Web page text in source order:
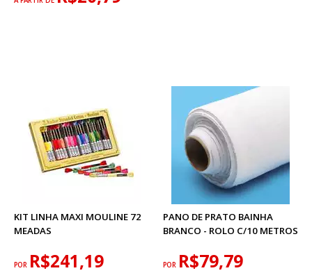
KIT LINHA MAXI MOULINE 72
MEADAS
POR R$241,19
PANO DE PRATO BAINHA
BRANCO - ROLO C/10 METROS
POR R$79,79